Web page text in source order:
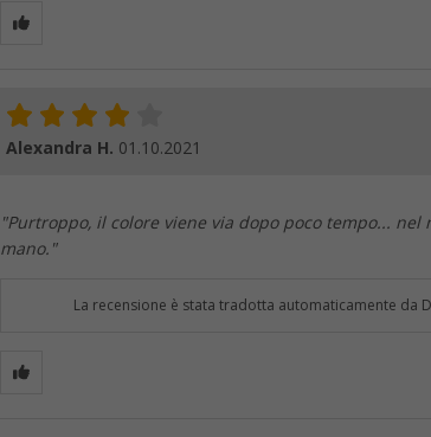
Alexandra H. 01.10.2021
"Purtroppo, il colore viene via dopo poco tempo...
mano."
La recensione è stata tradotta automaticamente da